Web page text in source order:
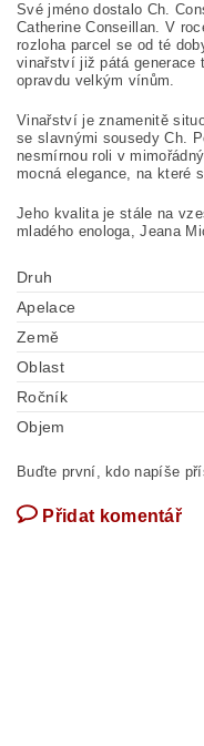
Své jméno dostalo Ch.
Catherine Conseillan. V
rozloha parcel se od té
vinařství již pátá generace
opravdu velkým vínům.
Vinařství je znamenitě
se slavnými sousedy Ch.
nesmírnou roli v
mocná elegance, na které
Jeho kvalita je stále na
mladého enologa, Jeana
Druh
Apelace
Země
Oblast
Ročník
Objem
Buďte první, kdo napíše
Přidat komentář